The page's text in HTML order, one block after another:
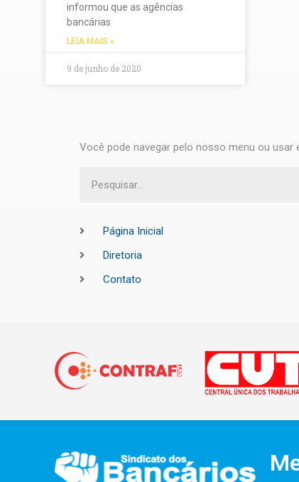
informou que as agências
bancárias
LEIA MAIS »
9 de junho de 2020
Você pode navegar pelo nosso menu ou usar
Página Inicial
Diretoria
Contato